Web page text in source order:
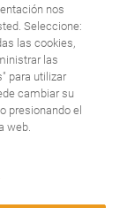
la
a
de
nos
Seleccione:
las cookies,
las
para utilizar
cambiar su
presionando el
web.
user